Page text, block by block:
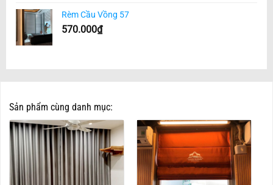
Rèm Cầu Vồng 57
570.000₫
Sản phẩm cùng danh mục: